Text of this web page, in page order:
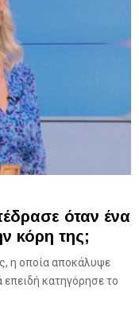
όταν ένα
κόρη της;
η οποία αποκάλυψε
κατηγόρησε το